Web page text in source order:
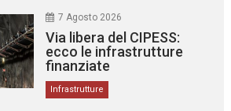
7 Agosto 2026
Via libera del CIPESS:
ecco le infrastrutture
finanziate
Infrastrutture